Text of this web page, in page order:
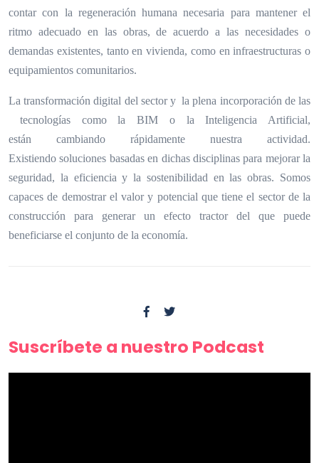
contar con la regeneración humana necesaria para mantener el
ritmo adecuado en las obras, de acuerdo a las necesidades o
demandas existentes, tanto en vivienda, como en infraestructuras o
equipamientos comunitarios.
La transformación digital del sector y la plena incorporación de las
tecnologías como la BIM o la Inteligencia Artificial,
están cambiando rápidamente nuestra actividad.
Existiendo soluciones basadas en dichas disciplinas para mejorar la
seguridad, la eficiencia y la sostenibilidad en las obras. Somos
capaces de demostrar el valor y potencial que tiene el sector de la
construcción para generar un efecto tractor del que puede
beneficiarse el conjunto de la economía.
Suscríbete a nuestro Podcast